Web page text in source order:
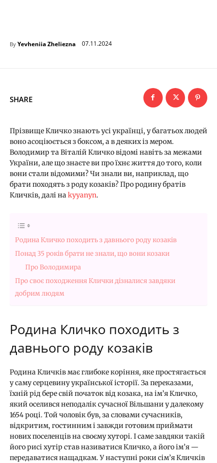
By Yevheniia Zheliezna 07.11.2024
SHARE
Прізвище Кличко знають усі українці, у багатьох людей
воно асоціюється з боксом, а в деяких із мером.
Володимир та Віталій Кличко відомі навіть за межами
України, але що знаєте ви про їхнє життя до того, коли
вони стали відомими? Чи знали ви, наприклад, що
брати походять з роду козаків? Про родину братів
Кличків, далі на kyyanyn.
Родина Кличко походить з давнього роду козаків
Понад 35 років брати не знали, що вони козаки
Про Володимира
Про своє походження Клички дізналися завдяки
добрим людям
Родина Кличко походить з
давнього роду козаків
Родина Кличків має глибоке коріння, яке простягається
у саму серцевину української історії. За переказами,
їхній рід бере свій початок від козака, на ім’я Кличко,
який оселився неподалік сучасної Вільшани у далекому
1654 році. Той чоловік був, за словами сучасників,
відкритим, гостинним і завжди готовим приймати
нових поселенців на своєму хуторі. І саме завдяки такій
його рисі хутір став називатися Кличко, а його ім’я —
передаватися нащадкам. У наступні роки сім’я Кличків